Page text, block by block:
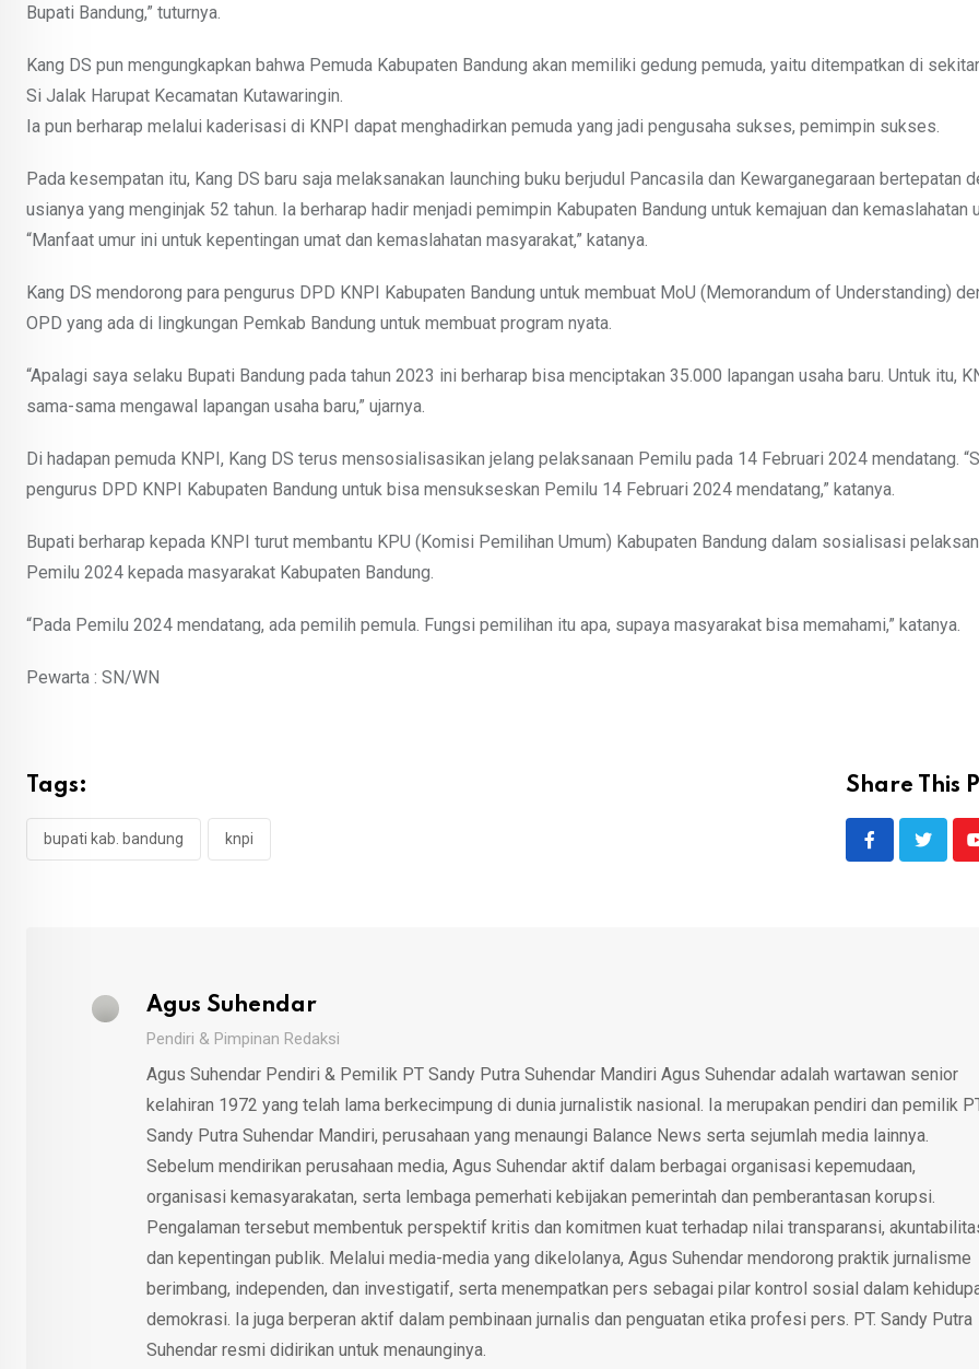
Bupati Bandung,” tuturnya.
Kang DS pun mengungkapkan bahwa Pemuda Kabupaten Bandung akan memiliki gedung pemuda, yaitu ditempatkan di
Si Jalak Harupat Kecamatan Kutawaringin.
Ia pun berharap melalui kaderisasi di KNPI dapat menghadirkan pemuda yang jadi pengusaha sukses, pemimpin sukses.
Pada kesempatan itu, Kang DS baru saja melaksanakan launching buku berjudul Pancasila dan Kewarganegaraan bertepatan
usianya yang menginjak 52 tahun. Ia berharap hadir menjadi pemimpin Kabupaten Bandung untuk kemajuan dan kemaslahatan
“Manfaat umur ini untuk kepentingan umat dan kemaslahatan masyarakat,” katanya.
Kang DS mendorong para pengurus DPD KNPI Kabupaten Bandung untuk membuat MoU (Memorandum of Understanding)
OPD yang ada di lingkungan Pemkab Bandung untuk membuat program nyata.
“Apalagi saya selaku Bupati Bandung pada tahun 2023 ini berharap bisa menciptakan 35.000 lapangan usaha baru. Untuk itu,
sama-sama mengawal lapangan usaha baru,” ujarnya.
Di hadapan pemuda KNPI, Kang DS terus mensosialisasikan jelang pelaksanaan Pemilu pada 14 Februari 2024 mendatang.
pengurus DPD KNPI Kabupaten Bandung untuk bisa mensukseskan Pemilu 14 Februari 2024 mendatang,” katanya.
Bupati berharap kepada KNPI turut membantu KPU (Komisi Pemilihan Umum) Kabupaten Bandung dalam sosialisasi
Pemilu 2024 kepada masyarakat Kabupaten Bandung.
“Pada Pemilu 2024 mendatang, ada pemilih pemula. Fungsi pemilihan itu apa, supaya masyarakat bisa memahami,” katanya.
Pewarta : SN/WN
Tags:
bupati kab. bandung knpi
Share This
Agus Suhendar
Pendiri & Pimpinan Redaksi
Agus Suhendar Pendiri & Pemilik PT Sandy Putra Suhendar Mandiri Agus Suhendar adalah wartawan senior
kelahiran 1972 yang telah lama berkecimpung di dunia jurnalistik nasional. Ia merupakan pendiri dan pemilik
Sandy Putra Suhendar Mandiri, perusahaan yang menaungi Balance News serta sejumlah media lainnya.
Sebelum mendirikan perusahaan media, Agus Suhendar aktif dalam berbagai organisasi kepemudaan,
organisasi kemasyarakatan, serta lembaga pemerhati kebijakan pemerintah dan pemberantasan korupsi.
Pengalaman tersebut membentuk perspektif kritis dan komitmen kuat terhadap nilai transparansi,
dan kepentingan publik. Melalui media-media yang dikelolanya, Agus Suhendar mendorong praktik jurnalisme
berimbang, independen, dan investigatif, serta menempatkan pers sebagai pilar kontrol sosial dalam
demokrasi. Ia juga berperan aktif dalam pembinaan jurnalis dan penguatan etika profesi pers. PT. Sandy Putra
Suhendar resmi didirikan untuk menaunginya.